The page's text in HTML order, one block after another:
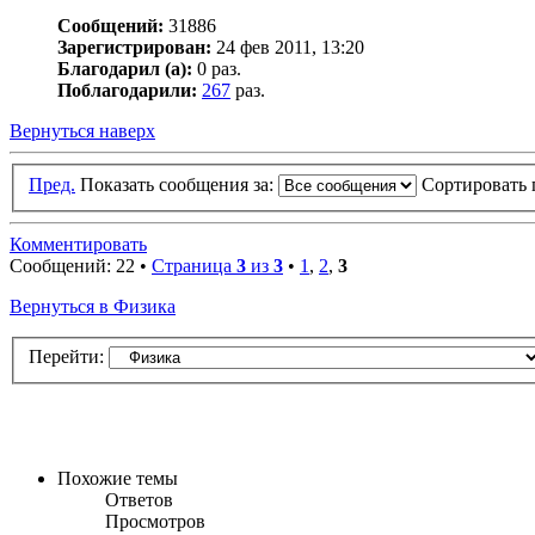
Сообщений: 31886
Зарегистрирован: 24 фев 2011, 13:20
Благодарил (а): 0 раз.
Поблагодарили: 267 раз.
Вернуться наверх
Пред. Показать сообщения за: Сортировать
Комментировать
Сообщений: 22 • Страница 3 из 3 • 1 , 2, 3
Вернуться в Физика
Перейти:
Похожие темы
Ответов
Просмотров